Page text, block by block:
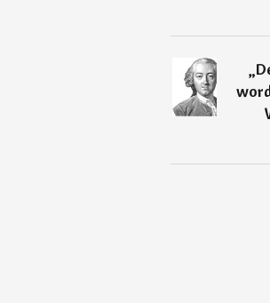
„